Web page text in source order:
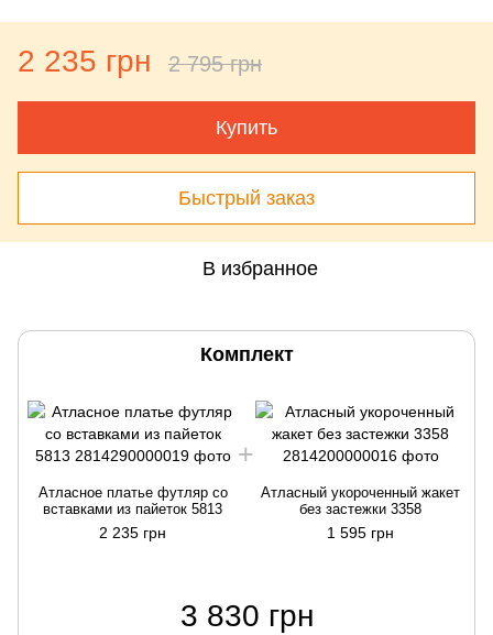
2 235 грн 2 795 грн
Купить
Быстрый заказ
В избранное
Комплект
Атласное платье футляр со
вставками из пайеток 5813
2 235 грн
Атласный укороченный жакет
без застежки 3358
1 595 грн
3 830 грн